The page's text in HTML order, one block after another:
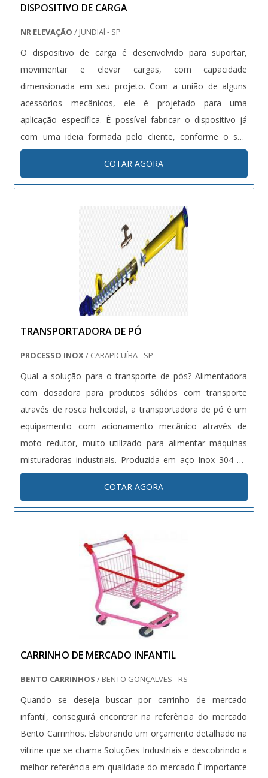
DISPOSITIVO DE CARGA
NR ELEVAÇÃO / JUNDIAÍ - SP
O dispositivo de carga é desenvolvido para suportar,
movimentar e elevar cargas, com capacidade
dimensionada em seu projeto. Com a união de alguns
acessórios mecânicos, ele é projetado para uma
aplicação específica. É possível fabricar o dispositivo já
com uma ideia formada pelo cliente, conforme o seu
projeto, ou também sugerir uma nova solução.
Especificações do Produto: Capacidade da Carga:
Conforme o projeto e necessidade do cliente; Alt....
COTAR AGORA
TRANSPORTADORA DE PÓ
PROCESSO INOX/ CARAPICUÍBA - SP
Qual a solução para o transporte de pós? Alimentadora
com dosadora para produtos sólidos com transporte
através de rosca helicoidal, a transportadora de pó é um
equipamento com acionamento mecânico através de
moto redutor, muito utilizado para alimentar máquinas
misturadoras industriais. Produzida em aço Inox 304 ou
316L, a transportadora de pó pode ser dividida em 03
categorias, sendo elas: - Leves (subprodutos de
moagem); - Pesadas (aliment....
COTAR AGORA
CARRINHO DE MERCADO INFANTIL
BENTO CARRINHOS / BENTO GONÇALVES - RS
Quando se deseja buscar por carrinho de mercado
infantil, conseguirá encontrar na referência do mercado
Bento Carrinhos. Elaborando um orçamento detalhado na
vitrine que se chama Soluções Industriais e descobrindo a
melhor referência em qualidade do mercado.É importante